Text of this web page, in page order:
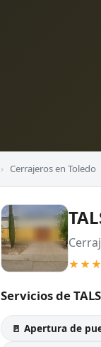
› Cerrajeros en Toledo
Servicios de
🚪 Apertura de